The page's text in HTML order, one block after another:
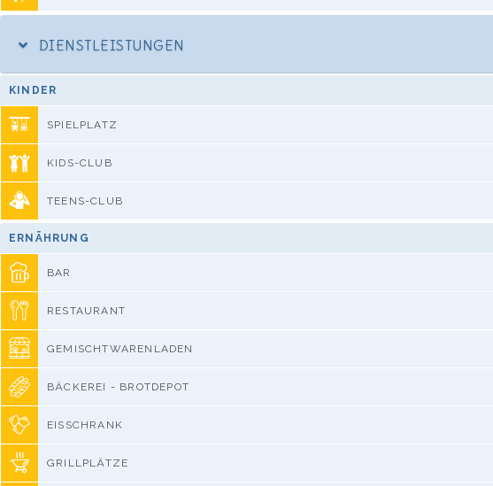
DIENSTLEISTUNGEN
KINDER
SPIELPLATZ
KIDS-CLUB
TEENS-CLUB
ERNÄHRUNG
BAR
RESTAURANT
GEMISCHTWARENLADEN
BÄCKEREI - BROTDEPOT
EISSCHRANK
GRILLPLÄTZE